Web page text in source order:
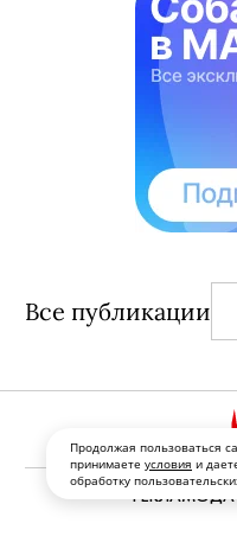
Продолжая пользоваться
принимаете условия и
обработку
Все публикации